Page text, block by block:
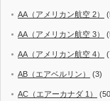
AA（アメリカン航空 2）
AA（アメリカン航空 3）
AA（アメリカン航空 4）
AB（エアベルリン） (3)
AC（エアーカナダ 1）